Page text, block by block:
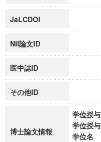
JaLCDOI
NII論文ID
医中誌ID
その他ID
博士論文情報
学位授
学位授
学位名